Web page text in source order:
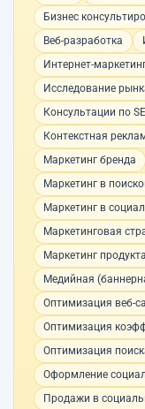
Бизнес
Веб-разработка
Интернет-
Исследование
Консультации по
Контекстная
Маркетинг бренда
Маркетинг в
Маркетинг в
Маркетинговая
Маркетинг продукта
Медийная
Оптимизация веб-
Оптимизация
Оптимизация
Оформление
Продажи в